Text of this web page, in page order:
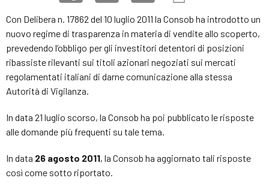
Con Delibera n. 17862 del 10 luglio 2011 la Consob ha introdotto un
nuovo regime di trasparenza in materia di vendite allo scoperto,
prevedendo l’obbligo per gli investitori detentori di posizioni
ribassiste rilevanti sui titoli azionari negoziati sui mercati
regolamentati italiani di darne comunicazione alla stessa
Autorità di Vigilanza.
In data 21 luglio scorso, la Consob ha poi pubblicato le risposte
alle domande più frequenti su tale tema.
In data 26 agosto 2011, la Consob ha aggiornato tali risposte
così come sotto riportato.